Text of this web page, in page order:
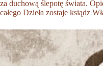
za duchową ślepotę świata.
całego Dzieła zostaje ksiądz